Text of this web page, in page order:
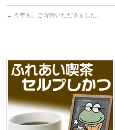
← 今年も、ご寄附いただきました。